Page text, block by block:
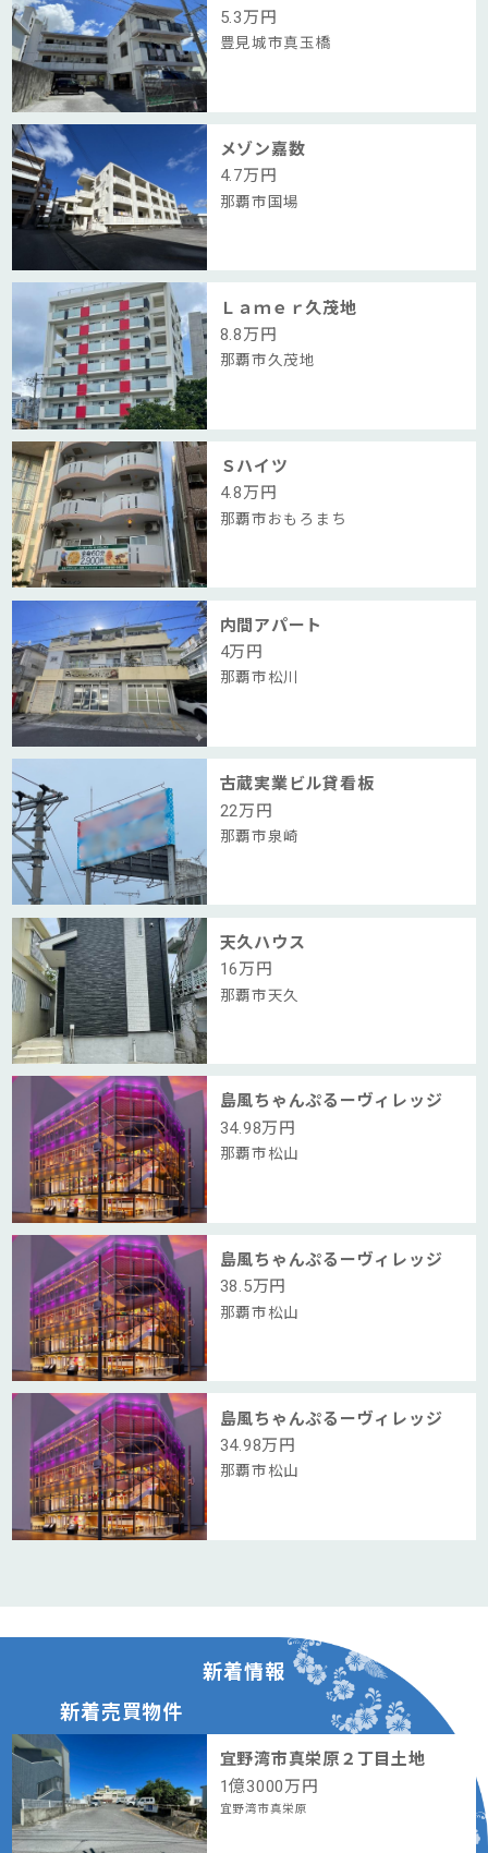
5.3万円
豊見城市真玉橋
メゾン嘉数
4.7万円
那覇市国場
Ｌａｍｅｒ久茂地
8.8万円
那覇市久茂地
Ｓハイツ
4.8万円
那覇市おもろまち
内間アパート
4万円
那覇市松川
古蔵実業ビル貸看板
22万円
那覇市泉崎
天久ハウス
16万円
那覇市天久
島風ちゃんぷるーヴィレッジ
34.98万円
那覇市松山
島風ちゃんぷるーヴィレッジ
38.5万円
那覇市松山
島風ちゃんぷるーヴィレッジ
34.98万円
那覇市松山
新着情報
新着売買物件
宜野湾市真栄原２丁目土地
1億3000万円
宜野湾市真栄原